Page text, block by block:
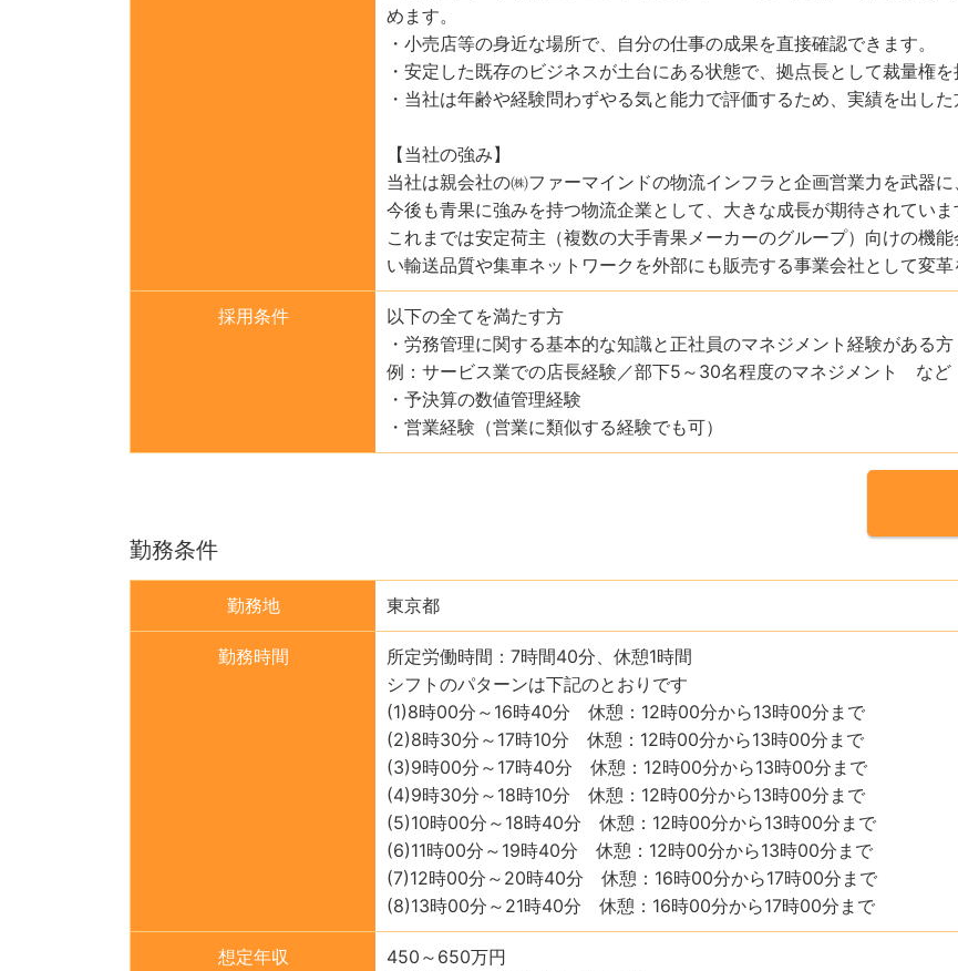
めます。
・小売店等の身近な場所で、自分の仕事の成果を直接確認できます。
・安定した既存のビジネスが土台にある状態で、拠点長として裁量権を
・当社は年齢や経験問わずやる気と能力で評価するため、実績を出し
【当社の強み】
当社は親会社の㈱ファーマインドの物流インフラと企画営業力を武器
今後も青果に強みを持つ物流企業として、大きな成長が期待されていま
これまでは安定荷主（複数の大手青果メーカーのグループ）向けの機
い輸送品質や集車ネットワークを外部にも販売する事業会社として変革
採用条件
以下の全てを満たす方
・労務管理に関する基本的な知識と正社員のマネジメント経験がある方
例：サービス業での店長経験／部下5～30名程度のマネジメント など
・予決算の数値管理経験
・営業経験（営業に類似する経験でも可）
勤務条件
勤務地 東京都
勤務時間
所定労働時間：7時間40分、休憩1時間
シフトのパターンは下記のとおりです
(1)8時00分～16時40分 休憩：12時00分から13時00分まで
(2)8時30分～17時10分 休憩：12時00分から13時00分まで
(3)9時00分～17時40分 休憩：12時00分から13時00分まで
(4)9時30分～18時10分 休憩：12時00分から13時00分まで
(5)10時00分～18時40分 休憩：12時00分から13時00分まで
(6)11時00分～19時40分 休憩：12時00分から13時00分まで
(7)12時00分～20時40分 休憩：16時00分から17時00分まで
(8)13時00分～21時40分 休憩：16時00分から17時00分まで
想定年収
450～650万円